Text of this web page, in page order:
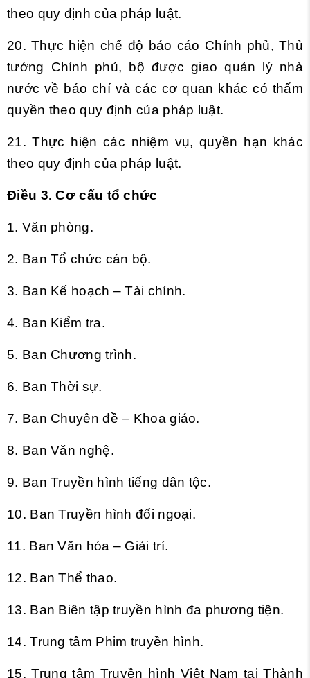
theo quy định của pháp luật.
20. Thực hiện chế độ báo cáo Chính phủ, Thủ
tướng Chính phủ, bộ được giao quản lý nhà
nước về báo chí và các cơ quan khác có thẩm
quyền theo quy định của pháp luật.
21. Thực hiện các nhiệm vụ, quyền hạn khác
theo quy định của pháp luật.
Điều 3. Cơ cấu tổ chức
1. Văn phòng.
2. Ban Tổ chức cán bộ.
3. Ban Kế hoạch – Tài chính.
4. Ban Kiểm tra.
5. Ban Chương trình.
6. Ban Thời sự.
7. Ban Chuyên đề – Khoa giáo.
8. Ban Văn nghệ.
9. Ban Truyền hình tiếng dân tộc.
10. Ban Truyền hình đối ngoại.
11. Ban Văn hóa – Giải trí.
12. Ban Thể thao.
13. Ban Biên tập truyền hình đa phương tiện.
14. Trung tâm Phim truyền hình.
15. Trung tâm Truyền hình Việt Nam tại Thành